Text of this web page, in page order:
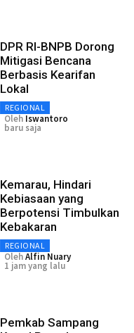
DPR RI-BNPB Dorong
Mitigasi Bencana
Berbasis Kearifan
Lokal
REGIONAL
Oleh Iswantoro
baru saja
Kemarau, Hindari
Kebiasaan yang
Berpotensi Timbulkan
Kebakaran
REGIONAL
OlehAlfin Nuary
1 jam yang lalu
Pemkab Sampang